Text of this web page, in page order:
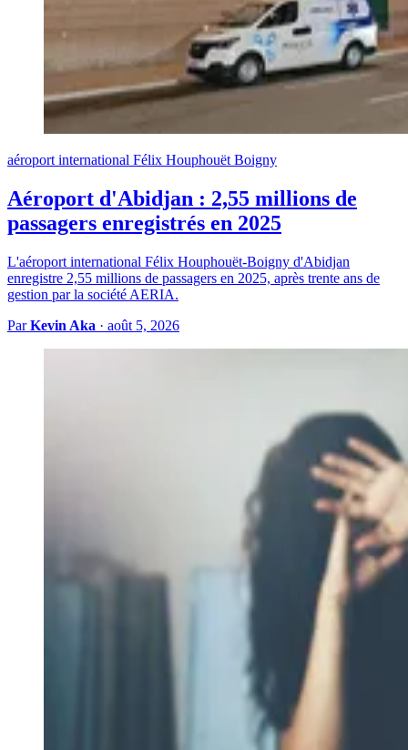
aéroport international Félix Houphouët Boigny
Aéroport d'Abidjan : 2,55 millions de
passagers enregistrés en 2025
L'aéroport international Félix Houphouët-Boigny d'Abidjan
enregistre 2,55 millions de passagers en 2025, après trente ans de
gestion par la société AERIA.
ParKevin Aka · août 5, 2026